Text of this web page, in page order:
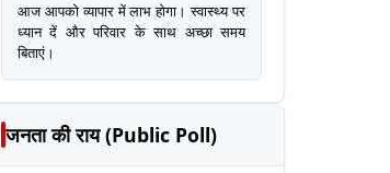
आज आपको व्यापार में लाभ होगा। स्वास्थ्य पर
ध्यान दें और परिवार के साथ अच्छा समय
बिताएं।
जनता की राय (Public Poll)